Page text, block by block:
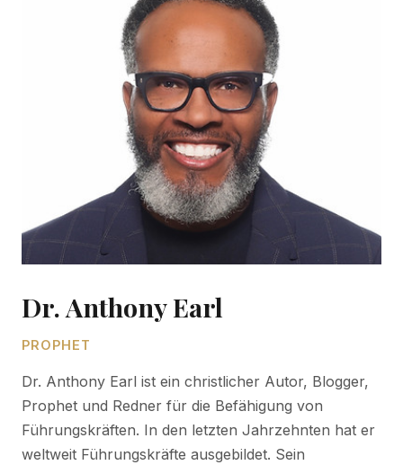
Dr. Anthony Earl
PROPHET
Dr. Anthony Earl ist ein christlicher Autor, Blogger,
Prophet und Redner für die Befähigung von
Führungskräften. In den letzten Jahrzehnten hat er
weltweit Führungskräfte ausgebildet. Sein